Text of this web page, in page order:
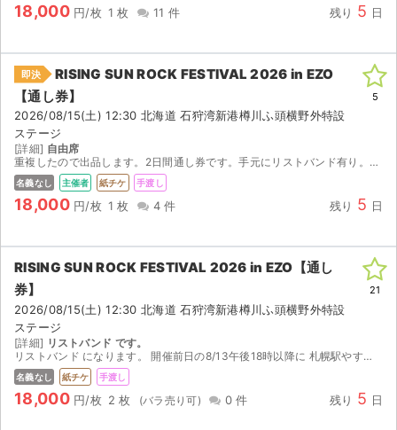
18,000 円/枚 1 枚 11 件 残り 5 日
即決
RISING SUN ROCK FESTIVAL 2026 in EZO
【通し券】
2026/08/15(土) 12:30 北海道 石狩湾新港樽川ふ頭横野外特設
ステージ
[詳細] 自由席
重複したので出品します。2日間通し券です。手元にリストバンド有り。特典ポーチもお渡しします。開場前にヘブンズゲート前で確実に直接手渡しします。連絡のやり取りは迅速かつスムーズに行います。
名義なし 主催者 紙チケ 手渡し
18,000 円/枚 1 枚 4 件 残り 5 日
5
RISING SUN ROCK FESTIVAL 2026 in EZO【通し
券】
2026/08/15(土) 12:30 北海道 石狩湾新港樽川ふ頭横野外特設
ステージ
[詳細] リストバンド です。
リストバンド になります。 開催前日の8/13午後18時以降に 札幌駅やすすきのでの手渡しになります。 ご相談ください。
名義なし 紙チケ 手渡し
18,000 円/枚 2 枚 0 件 残り 5 日
21